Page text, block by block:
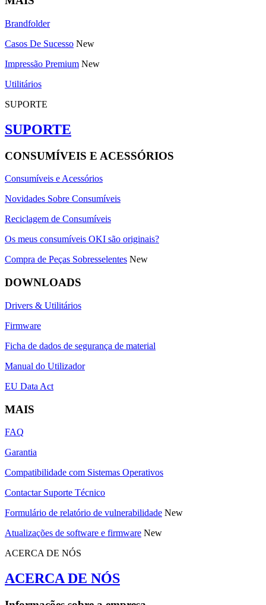
Brandfolder
Casos De Sucesso New
Impressão Premium New
Utilitários
SUPORTE
SUPORTE
CONSUMÍVEIS E ACESSÓRIOS
Consumíveis e Acessórios
Novidades Sobre Consumíveis
Reciclagem de Consumíveis
Os meus consumíveis OKI são originais?
Compra de Peças Sobresselentes New
DOWNLOADS
Drivers & Utilitários
Firmware
Ficha de dados de segurança de material
Manual do Utilizador
EU Data Act
MAIS
FAQ
Garantia
Compatibilidade com Sistemas Operativos
Contactar Suporte Técnico
Formulário de relatório de vulnerabilidade New
Atualizações de software e firmware New
ACERCA DE NÓS
ACERCA DE NÓS